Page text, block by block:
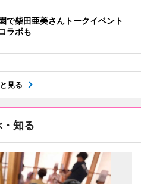
で柴田亜美さんトークイベント
ラボも
見る
知る